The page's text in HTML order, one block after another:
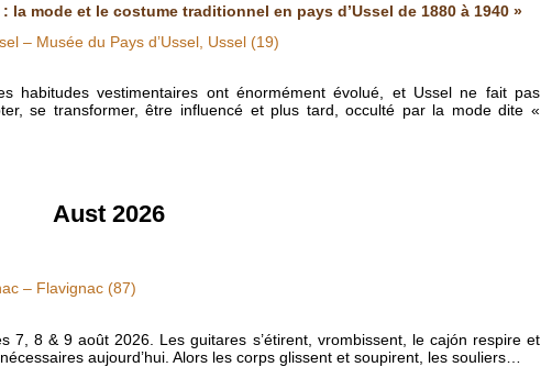
mode et le costume traditionnel en pays d’Ussel de 1880 à 1940 »
– Musée du Pays d’Ussel, Ussel (19)
habitudes vestimentaires ont énormément évolué, et Ussel ne fait pas
se transformer, être influencé et plus tard, occulté par la mode dite «
Aust 2026
– Flavignac (87)
7, 8 & 9 août 2026. Les guitares s’étirent, vrombissent, le cajón respire et
aujourd’hui. Alors les corps glissent et soupirent, les souliers…